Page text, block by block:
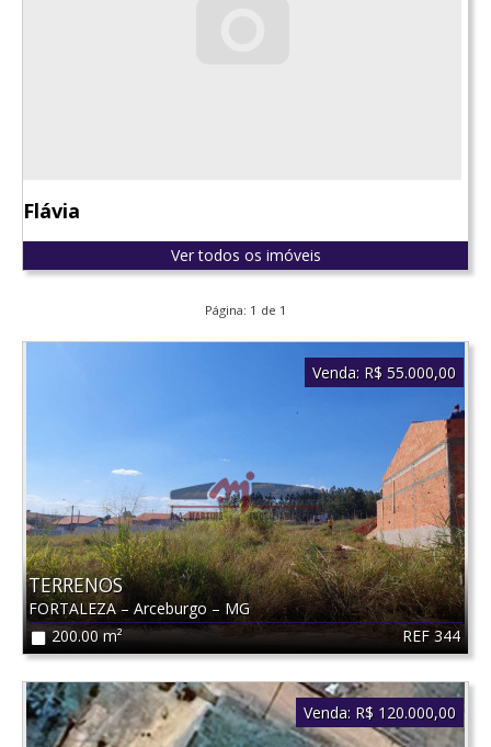
Flávia
Ver todos os imóveis
Página: 1 de 1
REF 344
TERRENOS
FORTALEZA– Arceburgo– MG
200.00 m²
Venda: R$ 55.000,00
Venda: R$ 120.000,00